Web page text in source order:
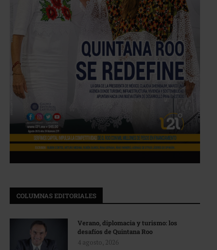
COLUMNAS EDITORIALES
Verano, diplomacia y turismo: los
desafíos de Quintana Roo
4 agosto, 2026